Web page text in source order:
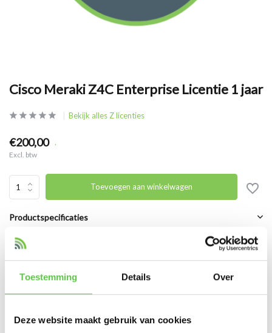
Toestemming Details Over
Deze website maakt gebruik van cookies
Cisco Meraki Z4C Enterprise Licentie 1 jaar
Bekijk alles Z licenties
€200,00 .
Excl. btw
Toevoegen aan winkelwagen
Productspecificaties
Vergelijk Delen
Reviews